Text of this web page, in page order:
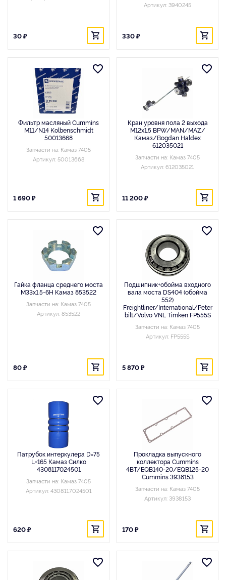
30 ₽
Артикул: 3940245
330 ₽
Фильтр масляный Cummins
M11/N14 Kolbenschmidt
50013668
Запчасти на: Камаз 7405
Артикул: 50013668
1 690 ₽
Кран уровня пола 2 выхода
M12x1.5 BPW/MAN/MAZ/
Камаз/Bogdan Haldex
612035021
Запчасти на: Камаз 7405
Артикул: 612035021
11 200 ₽
Гайка фланца среднего моста
М33х1.5-6Н Камаз 853522
Запчасти на: Камаз 7405
Артикул: 853522
80 ₽
Подшипник+обойма входного
вала моста DS404 (обойма
552)
Freightliner/International/Peter
bilt/Volvo VNL Timken FP555S
Запчасти на: Камаз 7405
Артикул: FP555S
5 870 ₽
Патрубок интеркулера D=75
L=165 Камаз Силко
4308117024501
Запчасти на: Камаз 7405
Артикул: 4308117024501
620 ₽
Прокладка выпускного
коллектора Cummins
4BT/EQB140-20/EQB125-20
Cummins 3938153
Запчасти на: Камаз 7405
Артикул: 3938153
170 ₽